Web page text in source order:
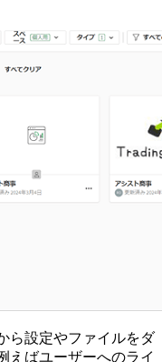
ら設定やファイルをダ
えばユーザーへのライ